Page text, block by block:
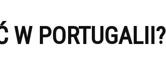
W PORTUGALII?